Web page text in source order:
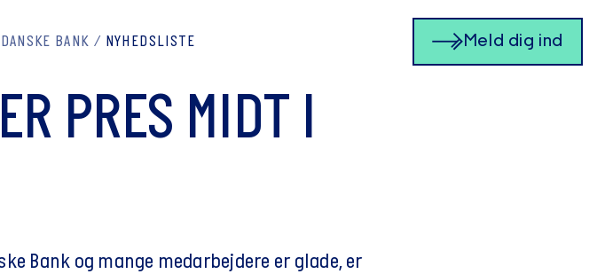
Meld dig ind
BANK NYHEDSLISTE
PRES MIDT I
Bank og mange medarbejdere er glade, er